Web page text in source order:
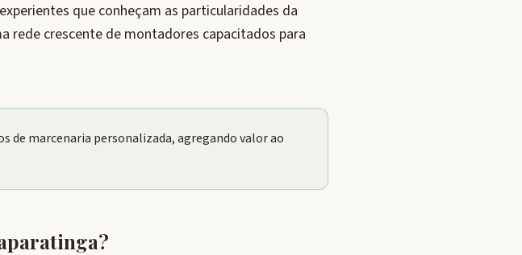
que conheçam as particularidades da
rede crescente de montadores capacitados para
marcenaria personalizada, agregando valor ao
?